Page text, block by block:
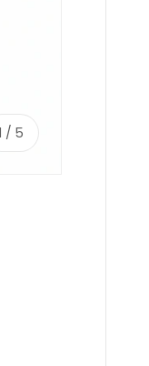
/ de
5